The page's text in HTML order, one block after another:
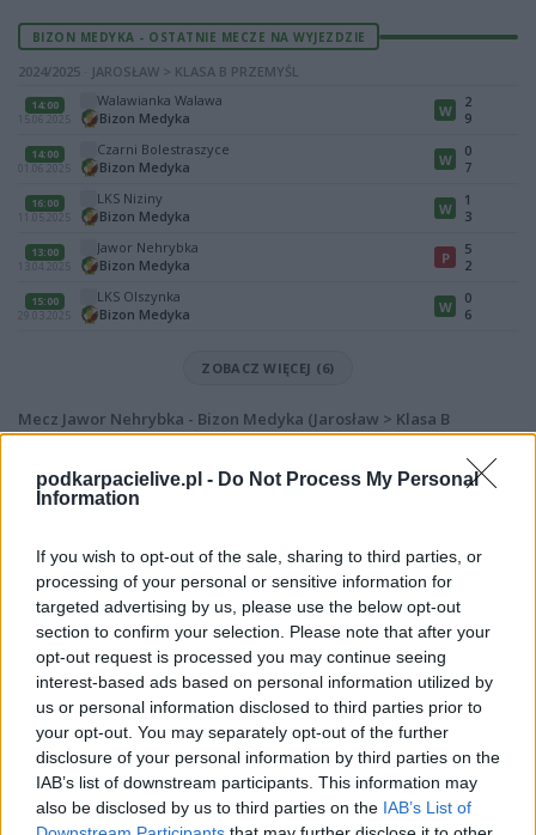
podkarpacielive.pl - Do Not Process My Personal
Information
If you wish to opt-out of the sale, sharing to third parties, or
processing of your personal or sensitive information for
targeted advertising by us, please use the below opt-out
section to confirm your selection. Please note that after your
opt-out request is processed you may continue seeing
interest-based ads based on personal information utilized by
us or personal information disclosed to third parties prior to
your opt-out. You may separately opt-out of the further
disclosure of your personal information by third parties on the
IAB’s list of downstream participants. This information may
also be disclosed by us to third parties on the IAB’s List of
BIZON MEDYKA - OSTATNIE MECZE NA WYJEZDZIE
2024/2025 · JAROSŁAW > KLASA B PRZEMYŚL
14:00
15.06.2025
Walawianka Walawa
Bizon Medyka
W
2
9
14:00
01.06.2025
Czarni Bolestraszyce
Bizon Medyka
W
0
7
16:00
11.05.2025
LKS Niziny
Bizon Medyka
W
1
3
13:00
13.04.2025
Jawor Nehrybka
Bizon Medyka
P
5
2
15:00
29.03.2025
LKS Olszynka
Bizon Medyka
W
0
6
ZOBACZ WIĘCEJ (6)
Mecz Jawor Nehrybka - Bizon Medyka (Jarosław > Klasa B
Przemyśl)
Spotkanie pomiędzy Jawor Nehrybka i Bizon Medyka
rozegrane
zostanie w ramach Jarosław > Klasa B Przemyśl (17. kolejki - Jarosław >
Na stronie PodkarpacieLive.pl znajdziesz
wynik meczu, strzelców
bramek, kartki, składy, statystyki i informacje o przebiegu
spotkania. To kompletne źródło danych dla kibiców i pasjonatów
lokalnej piłki nożnej. Jeżeli aktualnie nie widzisz tutaj danych z pewnością
pracujemy nad tym żeby je uzupełnić.
Wynik meczu Jawor Nehrybka vs Bizon Medyka
Po zakończeniu spotkania automatycznie publikujemyoficjalny wynik
spotkania, a także dane meczowe, jeśli są dostępne.
Pełny harmonogram rozgrywek dostępny jest tutaj:Jarosław > Klasa B
Przemyśl - terminarz.
Informacje o składach i strzelcach